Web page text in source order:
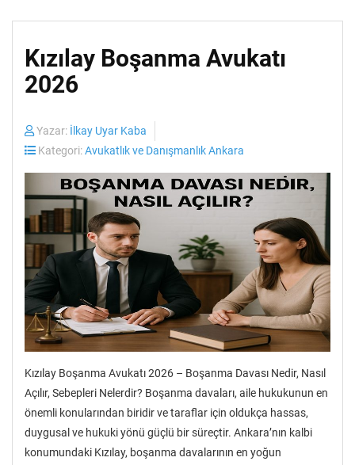
Kızılay Boşanma Avukatı
2026
Yazar: İlkay Uyar Kaba
Kategori:Avukatlık ve Danışmanlık Ankara
Kızılay Boşanma Avukatı 2026 – Boşanma Davası Nedir, Nasıl
Açılır, Sebepleri Nelerdir? Boşanma davaları, aile hukukunun en
önemli konularından biridir ve taraflar için oldukça hassas,
duygusal ve hukuki yönü güçlü bir süreçtir. Ankara’nın kalbi
konumundaki Kızılay, boşanma davalarının en yoğun